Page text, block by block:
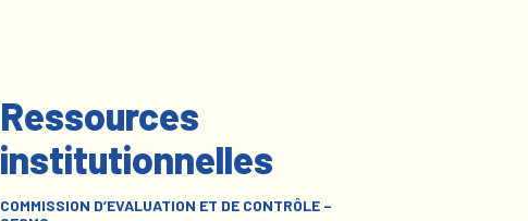
Ressources
institutionnelles
COMMISSION D’EVALUATION ET DE CONTRÔLE –